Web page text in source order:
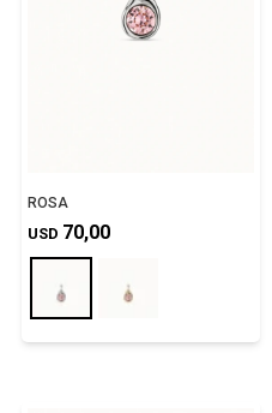
ROSA
USD 70,00